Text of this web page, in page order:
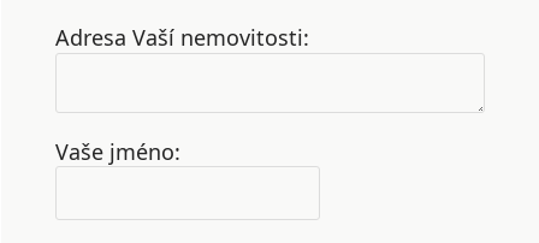
Adresa Vaší nemovitosti:
Vaše jméno: